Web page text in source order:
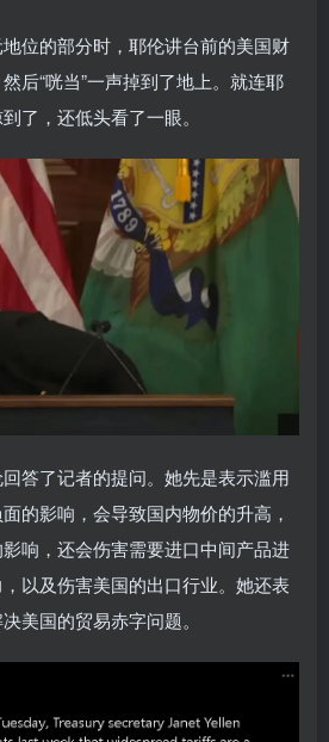
位的部分时，耶伦讲台前的美国财
后“咣当”一声掉到了地上。就连耶
了，还低头看了一眼。
答了记者的提问。她先是表示滥用
的影响，会导致国内物价的升高，
响，还会伤害需要进口中间产品进
以及伤害美国的出口行业。她还表
美国的贸易赤字问题。